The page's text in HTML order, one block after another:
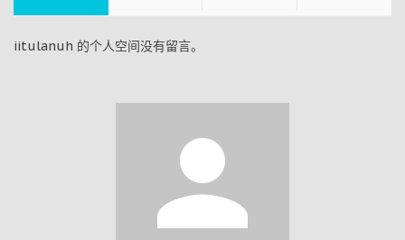
iitulanuh 的个人空间没有留言。